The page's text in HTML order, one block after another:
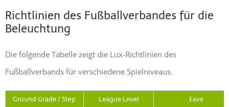
Richtlinien des Fußballverbandes für die
Beleuchtung
Die folgende Tabelle zeigt die Lux-Richtlinien des
Fußballverbands für verschiedene Spielniveaus.
Ground Grade / Step League Level Eave